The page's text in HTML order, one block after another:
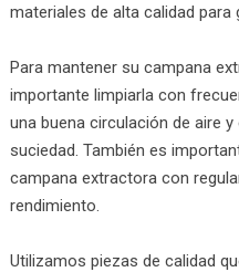
materiales de alta calidad para
Para mantener su campana
importante limpiarla con
una buena circulación de aire
suciedad. También es
campana extractora con
rendimiento.
Utilizamos piezas de calidad